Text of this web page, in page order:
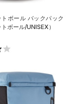
ボール バックパック
ボール/UNISEX）